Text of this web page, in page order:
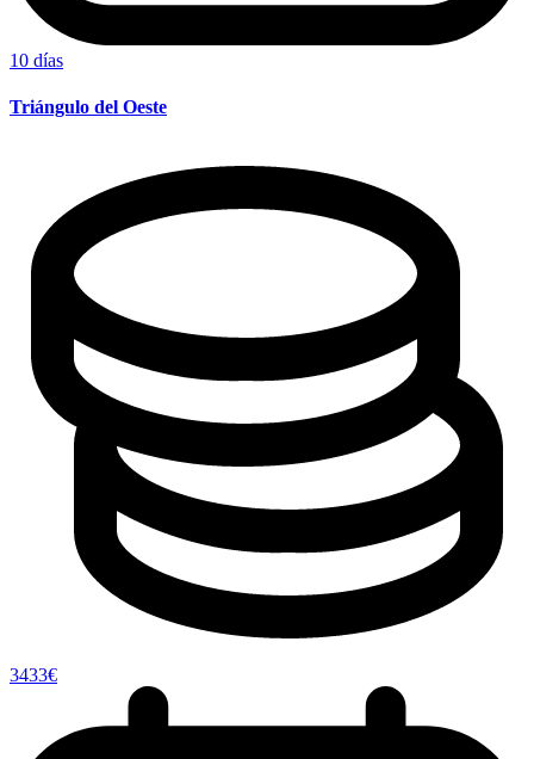
10 días
Triángulo del Oeste
3433€